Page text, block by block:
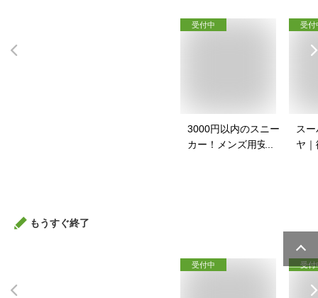
受付中
3000円以内のスニー
カー！メンズ用安い
受付
ス
ヤ
もうすぐ終了
受付中 受付